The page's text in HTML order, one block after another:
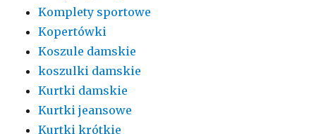
Komplety sportowe
Kopertówki
Koszule damskie
koszulki damskie
Kurtki damskie
Kurtki jeansowe
Kurtki krótkie